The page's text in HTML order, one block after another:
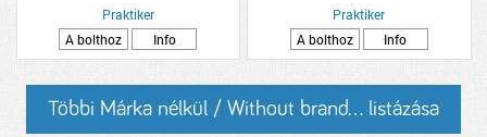
Praktiker
A bolthoz
Info
Praktiker
A bolthoz
Info
Többi Márka nélkül / Without brand... listázása